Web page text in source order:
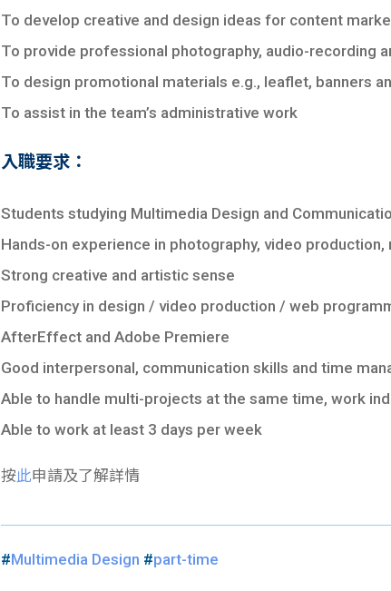
To develop creative and design ideas for content
To provide professional photography, audio-recording
To design promotional materials e.g., leaflet, banners
To assist in the team’s administrative work
入職要求：
Students studying Multimedia Design and
Hands-on experience in photography, video
Strong creative and artistic sense
Proficiency in design / video production / web
AfterEffect and Adobe Premiere
Good interpersonal, communication skills and time
Able to handle multi-projects at the same time, work
Able to work at least 3 days per week
按此申請及了解詳情
#Multimedia Design #part-time